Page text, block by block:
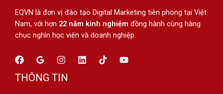
EQVN là đơn vị đào tạo Digital Marketing tiên phong tại Việt
Nam, với hơn 22 năm kinh nghiệm đồng hành cùng hàng
chục nghìn học viên và doanh nghiệp.
THÔNG TIN